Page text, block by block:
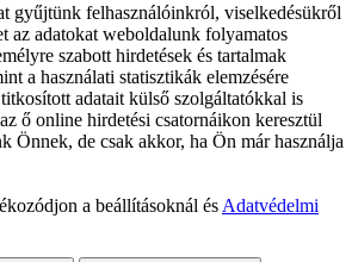
gyűjtünk felhasználóinkról, viselkedésükről
az adatokat weboldalunk folyamatos
szabott hirdetések és tartalmak
a használati statisztikák elemzésére
adatait külső szolgáltatókkal is
ő online hirdetési csatornáikon keresztül
Önnek, de csak akkor, ha Ön már használja
a beállításoknál és Adatvédelmi